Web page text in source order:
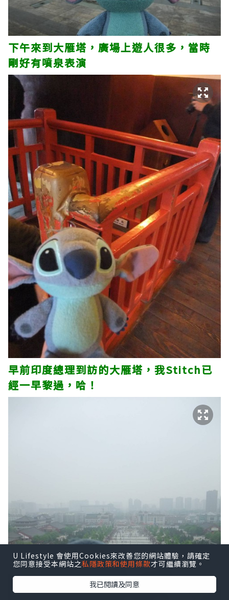
下午來到大雁塔，廣場上遊人很多，當時
剛好有噴泉表演
早前印度總理到訪的大雁塔，我Stitch已
經一早黎過，哈！
U Lifestyle 會使用Cookies來改善您的網站體驗，請確定
您同意接受本網站之私隱政策和使用條款才可繼續瀏覽。
我已閱讀及同意